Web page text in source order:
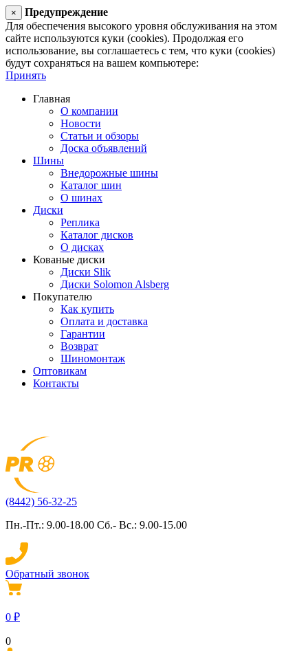
×
Предупреждение
Для обеспечения высокого уровня обслуживания на этом
сайте используются куки (cookies). Продолжая его
использование, вы соглашаетесь с тем, что куки (cookies)
будут сохраняться на вашем компьютере:
Принять
Главная
О компании
Новости
Статьи и обзоры
Доска объявлений
Шины
Внедорожные шины
Каталог шин
О шинах
Диски
Реплика
Каталог дисков
О дисках
Кованые диски
Диски Slik
Диски Solomon Alsberg
Покупателю
Как купить
Оплата и доставка
Гарантии
Возврат
Шиномонтаж
Оптовикам
Контакты
(8442) 56-32-25
Пн.-Пт.: 9.00-18.00 Сб.- Вс.: 9.00-15.00
Обратный звонок
0 ₽
0